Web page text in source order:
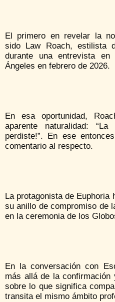
El primero en revelar la
sido Law Roach, estilista
durante una entrevista
Ángeles en febrero de 2026.
En esa oportunidad,
aparente naturalidad:
perdiste!”. En ese
comentario al respecto.
La protagonista de
su anillo de compromiso de
en la ceremonia de los
En la conversación con
más allá de la
sobre lo que significa
transita el mismo ámbito